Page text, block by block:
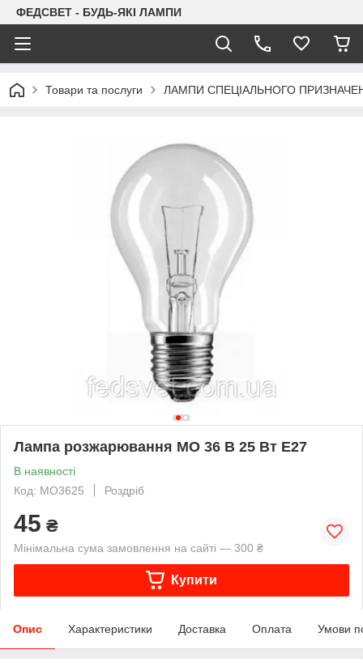
ФЕДСВЕТ - БУДЬ-ЯКІ ЛАМПИ
Товари та послуги ЛАМПИ СПЕЦІАЛЬНОГО
Лампа розжарювання МО 36 В 25 Вт Е27
В наявності
Код: МО3625
Роздріб
45 ₴
Мінімальна сума замовлення на сайті — 300 ₴
Купити
Опис Характеристики Доставка Оплата Умови